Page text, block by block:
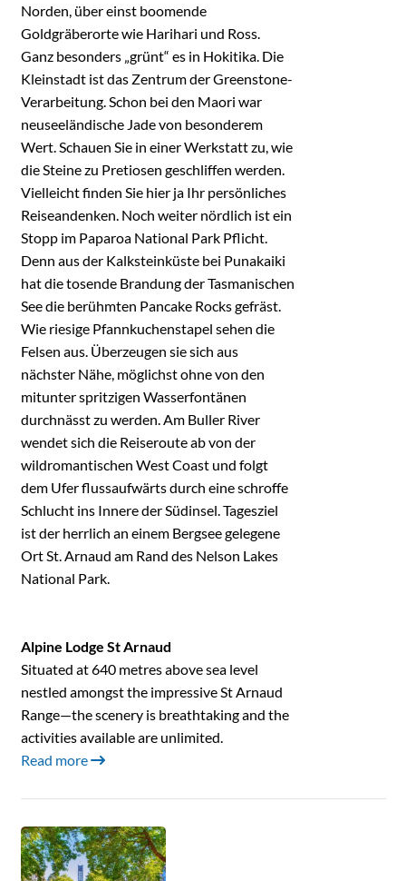
Norden, über einst boomende
Goldgräberorte wie Harihari und Ross.
Ganz besonders „grünt“ es in Hokitika. Die
Kleinstadt ist das Zentrum der Greenstone-
Verarbeitung. Schon bei den Maori war
neuseeländische Jade von besonderem
Wert. Schauen Sie in einer Werkstatt zu, wie
die Steine zu Pretiosen geschliffen werden.
Vielleicht finden Sie hier ja Ihr persönliches
Reiseandenken. Noch weiter nördlich ist ein
Stopp im Paparoa National Park Pflicht.
Denn aus der Kalksteinküste bei Punakaiki
hat die tosende Brandung der Tasmanischen
See die berühmten Pancake Rocks gefräst.
Wie riesige Pfannkuchenstapel sehen die
Felsen aus. Überzeugen sie sich aus
nächster Nähe, möglichst ohne von den
mitunter spritzigen Wasserfontänen
durchnässt zu werden. Am Buller River
wendet sich die Reiseroute ab von der
wildromantischen West Coast und folgt
dem Ufer flussaufwärts durch eine schroffe
Schlucht ins Innere der Südinsel. Tagesziel
ist der herrlich an einem Bergsee gelegene
Ort St. Arnaud am Rand des Nelson Lakes
National Park.
Alpine Lodge St Arnaud
Situated at 640 metres above sea level
nestled amongst the impressive St Arnaud
Range—the scenery is breathtaking and the
activities available are unlimited.
Read more